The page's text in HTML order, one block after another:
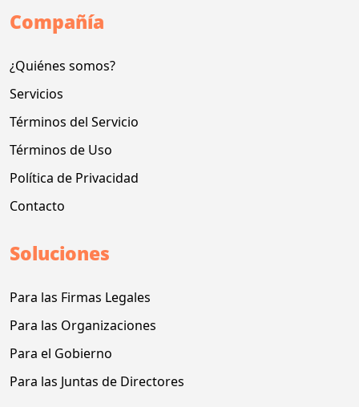
Compañía
¿Quiénes somos?
Servicios
Términos del Servicio
Términos de Uso
Política de Privacidad
Contacto
Soluciones
Para las Firmas Legales
Para las Organizaciones
Para el Gobierno
Para las Juntas de Directores